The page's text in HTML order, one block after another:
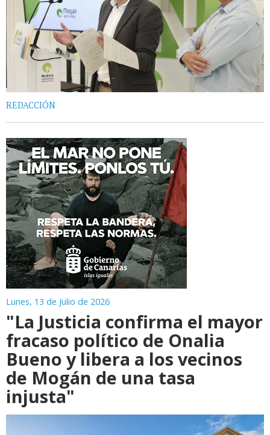
REDACCIÓN
Lunes, 13 de Julio de 2026
"La Justicia confirma el mayor
fracaso político de Onalia
Bueno y libera a los vecinos
de Mogán de una tasa
injusta"